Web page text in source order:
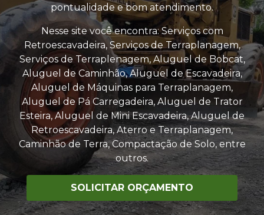
pontualidade e bom atendimento.
Nesse site você encontra: Serviços com
Retroescavadeira, Serviços de Terraplanagem,
Serviços de Terraplenagem, Aluguel de Bobcat,
Aluguel de Caminhão, Aluguel de Escavadeira,
Aluguel de Máquinas para Terraplanagem,
Aluguel de Pá Carregadeira, Aluguel de Trator
Esteira, Aluguel de Mini Escavadeira, Aluguel de
Retroescavadeira, Aterro e Terraplanagem,
Caminhão de Terra, Compactação de Solo, entre
outros.
SOLICITAR ORÇAMENTO